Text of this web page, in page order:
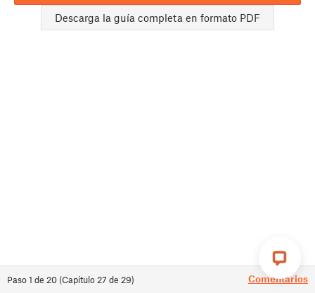
Paso1 de 20 (Capítulo 27 de 29) Comentarios
Descarga la guía completa en formato PDF